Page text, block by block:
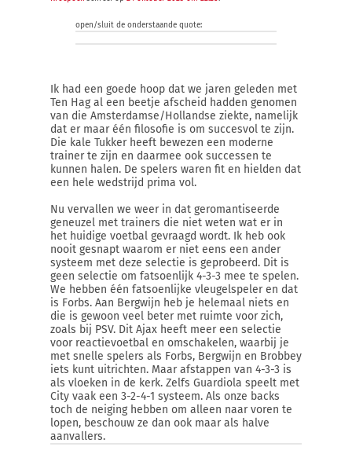
open/sluit de onderstaande quote:
Ik had een goede hoop dat we jaren geleden met
Ten Hag al een beetje afscheid hadden genomen
van die Amsterdamse/Hollandse ziekte, namelijk
dat er maar één filosofie is om succesvol te zijn.
Die kale Tukker heeft bewezen een moderne
trainer te zijn en daarmee ook successen te
kunnen halen. De spelers waren fit en hielden dat
een hele wedstrijd prima vol.
Nu vervallen we weer in dat geromantiseerde
geneuzel met trainers die niet weten wat er in
het huidige voetbal gevraagd wordt. Ik heb ook
nooit gesnapt waarom er niet eens een ander
systeem met deze selectie is geprobeerd. Dit is
geen selectie om fatsoenlijk 4-3-3 mee te spelen.
We hebben één fatsoenlijke vleugelspeler en dat
is Forbs. Aan Bergwijn heb je helemaal niets en
die is gewoon veel beter met ruimte voor zich,
zoals bij PSV. Dit Ajax heeft meer een selectie
voor reactievoetbal en omschakelen, waarbij je
met snelle spelers als Forbs, Bergwijn en Brobbey
iets kunt uitrichten. Maar afstappen van 4-3-3 is
als vloeken in de kerk. Zelfs Guardiola speelt met
City vaak een 3-2-4-1 systeem. Als onze backs
toch de neiging hebben om alleen naar voren te
lopen, beschouw ze dan ook maar als halve
aanvallers.